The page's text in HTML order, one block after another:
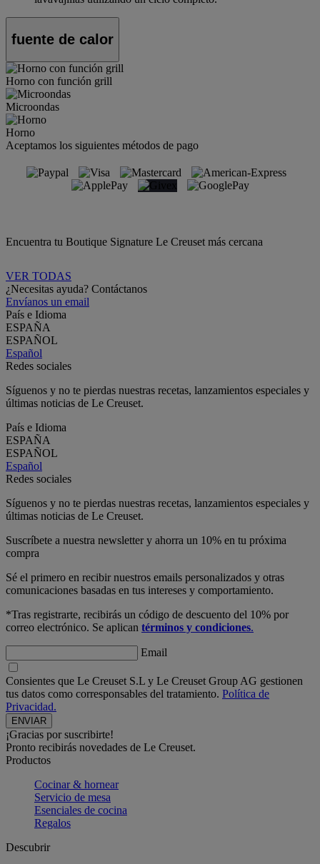
fuente de calor
Horno con función grill
Microondas
Horno
Aceptamos los siguientes métodos de pago
Encuentra tu Boutique Signature Le Creuset más cercana
VER TODAS
¿Necesitas ayuda? Contáctanos
Envíanos un email
País e Idioma
ESPAÑA
ESPAÑOL
Español
Redes sociales
Síguenos y no te pierdas nuestras recetas, lanzamientos especiales y
últimas noticias de Le Creuset.
País e Idioma
ESPAÑA
ESPAÑOL
Español
Redes sociales
Síguenos y no te pierdas nuestras recetas, lanzamientos especiales y
últimas noticias de Le Creuset.
Suscríbete a nuestra newsletter y ahorra un 10% en tu próxima
compra
Sé el primero en recibir nuestros emails personalizados y otras
comunicaciones basadas en tus intereses y comportamiento.
*Tras registrarte, recibirás un código de descuento del 10% por
correo electrónico. Se aplican términos y condiciones.
Email
Consientes que Le Creuset S.L y Le Creuset Group AG gestionen
tus datos como corresponsables del tratamiento. Política de
Privacidad.
¡Gracias por suscribirte!
Pronto recibirás novedades de Le Creuset.
Productos
Cocinar & hornear
Servicio de mesa
Esenciales de cocina
Regalos
Descubrir